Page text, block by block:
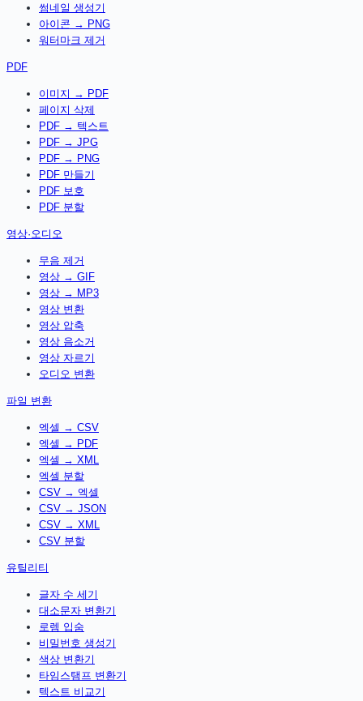
썸네일 생성기
아이콘 → PNG
워터마크 제거
PDF
이미지 → PDF
페이지 삭제
PDF → 텍스트
PDF → JPG
PDF → PNG
PDF 만들기
PDF 보호
PDF 분할
영상·오디오
무음 제거
영상 → GIF
영상 → MP3
영상 변환
영상 압축
영상 음소거
영상 자르기
오디오 변환
파일 변환
엑셀 → CSV
엑셀 → PDF
엑셀 → XML
엑셀 분할
CSV → 엑셀
CSV → JSON
CSV → XML
CSV 분할
유틸리티
글자 수 세기
대소문자 변환기
로렘 입숨
비밀번호 생성기
색상 변환기
타임스탬프 변환기
텍스트 비교기